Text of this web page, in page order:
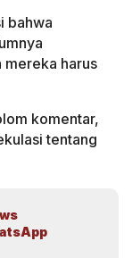
bahwa
mereka harus
komentar,
tentang